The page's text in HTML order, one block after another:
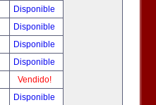
Disponible
Disponible
Disponible
Disponible
Vendido!
Disponible